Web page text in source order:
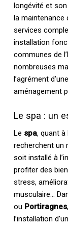
longévité et son
la maintenance
services
installation
communes de
nombreuses
l’agrément
aménagement
Le spa : un
Le spa, quant à
recherchent un
soit installé à
profiter des
stress,
musculaire…
ou Portiragnes
l’installation